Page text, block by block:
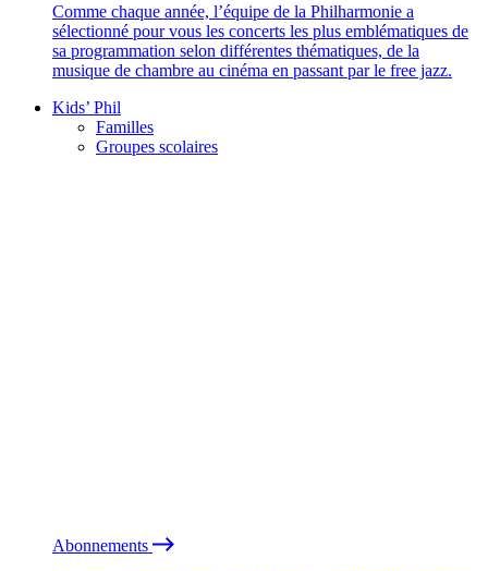
Comme chaque année, l’équipe de la Philharmonie a
sélectionné pour vous les concerts les plus emblématiques de
sa programmation selon différentes thématiques, de la
musique de chambre au cinéma en passant par le free jazz.
Kids’ Phil
Familles
Groupes scolaires
Abonnements